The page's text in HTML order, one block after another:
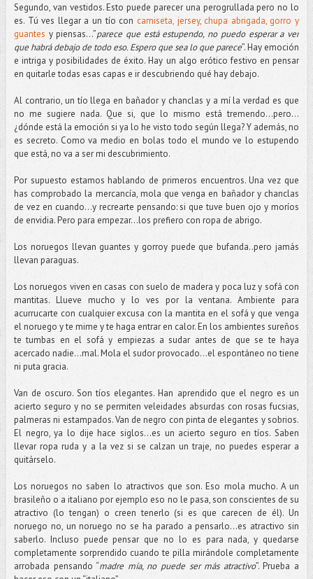
Segundo, van vestidos. Esto puede parecer una perogrullada pero no lo
es. Tú ves llegar a un tío con camiseta, jersey, chupa abrigada, gorro y
guantes y piensas...”parece que está estupendo, no puedo esperar a ver
que habrá debajo de todo eso. Espero que sea lo que parece”. Hay emoción
e intriga y posibilidades de éxito. Hay un algo erótico festivo en pensar
en quitarle todas esas capas e ir descubriendo qué hay debajo.
Al contrario, un tío llega en bañador y chanclas y a mí la verdad es que
no me sugiere nada. Que si, que lo mismo está tremendo...pero...
¿dónde está la emoción si ya lo he visto todo según llega? Y además, no
es secreto. Como va medio en bolas todo el mundo ve lo estupendo
que está, no va a ser mi descubrimiento.
Por supuesto estamos hablando de primeros encuentros. Una vez que
has comprobado la mercancía, mola que venga en bañador y chanclas
de vez en cuando…y recrearte pensando: si que tuve buen ojo y moríos
de envidia. Pero para empezar...los prefiero con ropa de abrigo.
Los noruegos llevan guantes y gorroy puede que bufanda..pero jamás
llevan paraguas.
Los noruegos viven en casas con suelo de madera y poca luz y sofá con
mantitas. Llueve mucho y lo ves por la ventana. Ambiente para
acurrucarte con cualquier excusa con la mantita en el sofá y que venga
el noruego y te mime y te haga entrar en calor. En los ambientes sureños
te tumbas en el sofá y empiezas a sudar antes de que se te haya
acercado nadie...mal. Mola el sudor provocado…el espontáneo no tiene
ni puta gracia.
Van de oscuro. Son tíos elegantes. Han aprendido que el negro es un
acierto seguro y no se permiten veleidades absurdas con rosas fucsias,
palmeras ni estampados. Van de negro con pinta de elegantes y sobrios.
El negro, ya lo dije hace siglos…es un acierto seguro en tíos. Saben
llevar ropa ruda y a la vez si se calzan un traje, no puedes esperar a
quitárselo.
Los noruegos no saben lo atractivos que son. Eso mola mucho. A un
brasileño o a italiano por ejemplo eso no le pasa, son conscientes de su
atractivo (lo tengan) o creen tenerlo (si es que carecen de él). Un
noruego no, un noruego no se ha parado a pensarlo…es atractivo sin
saberlo. Incluso puede pensar que no lo es para nada, y quedarse
completamente sorprendido cuando te pilla mirándole completamente
arrobada pensando “madre mía, no puede ser más atractivo”. Prueba a